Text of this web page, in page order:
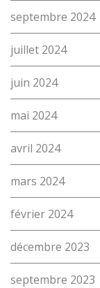
Promotion
Métiers
Actualités
Emploi
proFonds
Portes
Cours
Tests
Recherche
(Par exemple:
septembre 2024
juillet 2024
juin 2024
mai 2024
avril 2024
mars 2024
février 2024
décembre 2023
septembre 2023